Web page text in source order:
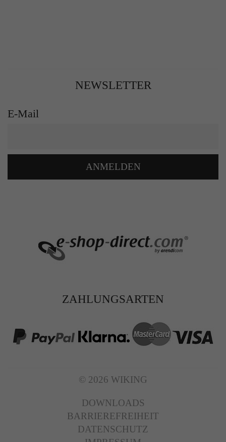
NEWSLETTER
E-Mail
ANMELDEN
ZAHLUNGSARTEN
© 2026 WIKING
DOWNLOADS
BARRIEREFREIHEIT
DATENSCHUTZ